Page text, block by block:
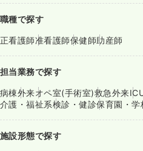
職種で探す
正看護師准看護師保健師助産師
担当業務で探す
病棟外来オペ室(手術室)救急外来
介護・福祉系検診・健診保育園・学
施設形態で探す